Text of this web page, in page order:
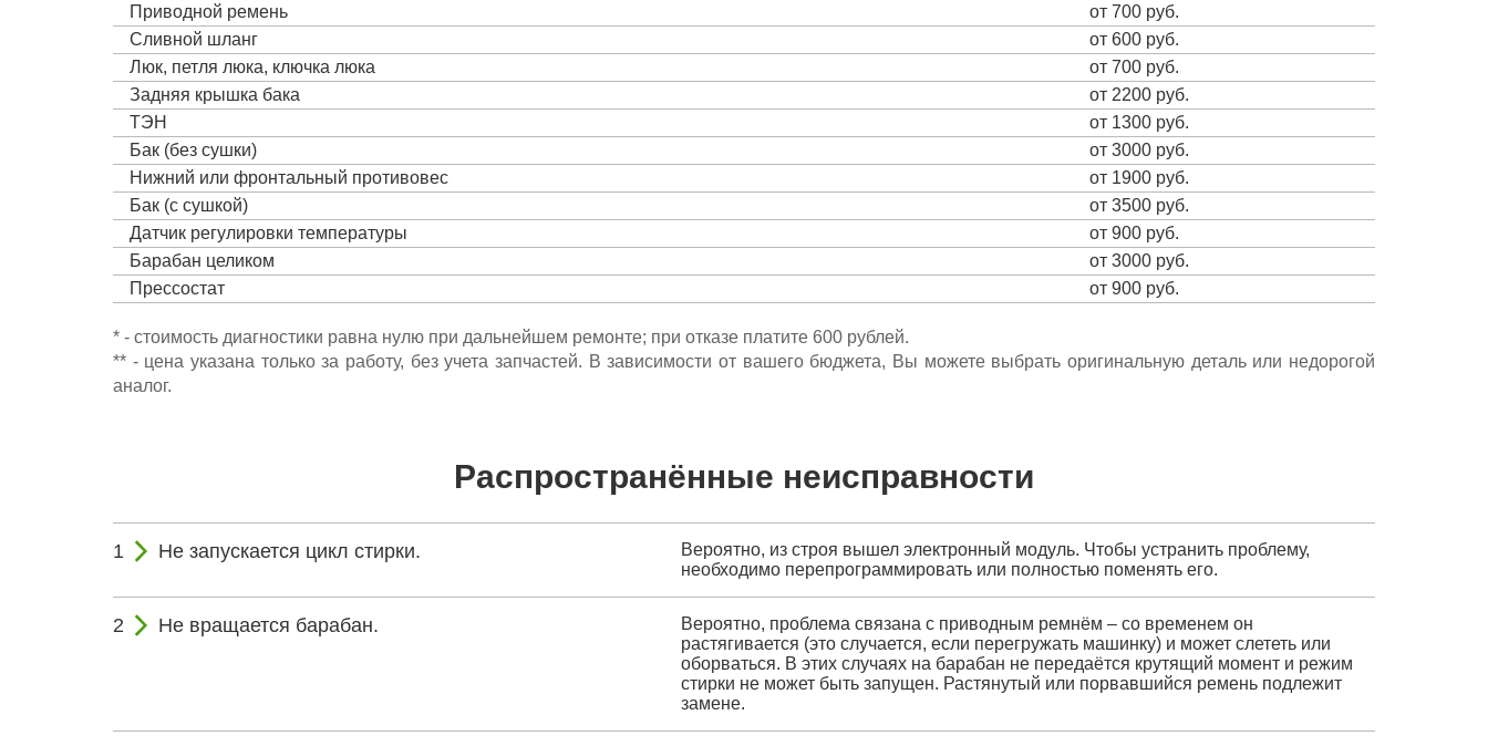
Приводной ремень
от 700 руб.
Сливной шланг
от 600 руб.
Люк, петля люка, ключка люка
от 700 руб.
Задняя крышка бака
от 2200 руб.
ТЭН
от 1300 руб.
Бак (без сушки)
от 3000 руб.
Нижний или фронтальный противовес
от 1900 руб.
Бак (с сушкой)
от 3500 руб.
Датчик регулировки температуры
от 900 руб.
Барабан целиком
от 3000 руб.
Прессостат
от 900 руб.
* - стоимость диагностики равна нулю при дальнейшем ремонте; при отказе платите 600 рублей.
** - цена указана только за работу, без учета запчастей. В зависимости от вашего бюджета, Вы можете выбрать оригинальную деталь или недорогой
аналог.
Распространённые неисправности
Не запускается цикл стирки.
Вероятно, из строя вышел электронный модуль. Чтобы устранить проблему,
необходимо перепрограммировать или полностью поменять его.
Не вращается барабан.
Вероятно, проблема связана с приводным ремнём – со временем он
растягивается (это случается, если перегружать машинку) и может слететь или
оборваться. В этих случаях на барабан не передаётся крутящий момент и режим
стирки не может быть запущен. Растянутый или порвавшийся ремень подлежит
замене.